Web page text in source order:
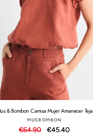
& Bombon Camisa Mujer Amanecer Teja
Proveedor:
MUSBOMBON
Precio
€64.90
Precio
€45.40